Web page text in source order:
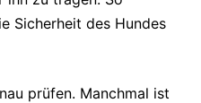
Sicherheit des Hundes
prüfen. Manchmal ist